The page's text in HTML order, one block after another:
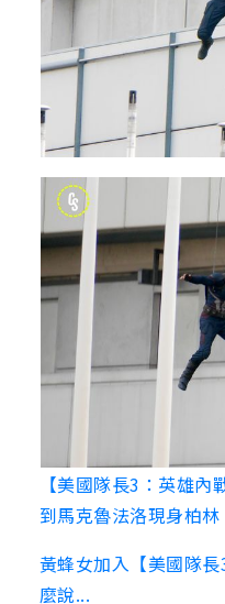
【美國隊長3：英雄
到馬克魯法洛現身柏林
黃蜂女加入【美國隊
麼說...